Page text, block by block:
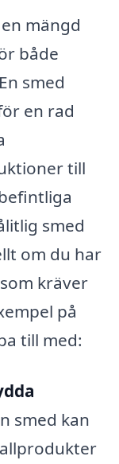
mängd
både
smed
en rad
till
smed
om du har
kräver
på
till med:
smed kan